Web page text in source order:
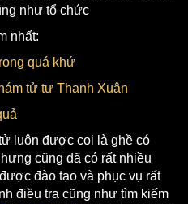
như tổ chức
nhất:
quá khứ
tử tư Thanh Xuân
luôn được coi là ghề có
cũng đã có rất nhiều
đào tạo và phục vụ rất
điều tra cũng như tìm kiếm